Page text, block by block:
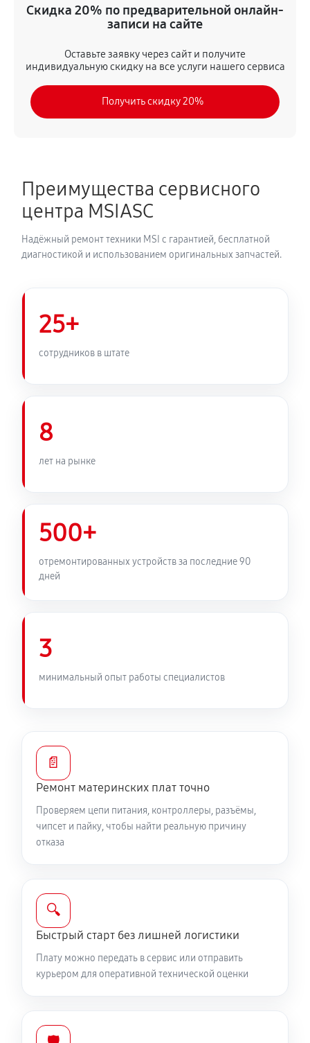
Скидка 20% по предварительной онлайн-
записи на сайте
Оставьте заявку через сайт и получите
индивидуальную скидку на все услуги нашего сервиса
Получить скидку 20%
Преимущества сервисного
центра MSIASC
Надёжный ремонт техники MSI с гарантией, бесплатной
диагностикой и использованием оригинальных запчастей.
25+
сотрудников в штате
8
лет на рынке
500+
отремонтированных устройств за последние 90
дней
3
минимальный опыт работы специалистов
📄
Ремонт материнских плат точно
Проверяем цепи питания, контроллеры, разъёмы,
чипсет и пайку, чтобы найти реальную причину
отказа
🔍
Быстрый старт без лишней логистики
Плату можно передать в сервис или отправить
курьером для оперативной технической оценки